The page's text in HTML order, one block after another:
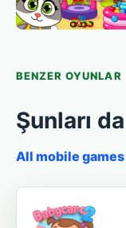
BENZER OYUNLAR
Şunları
All mobile games